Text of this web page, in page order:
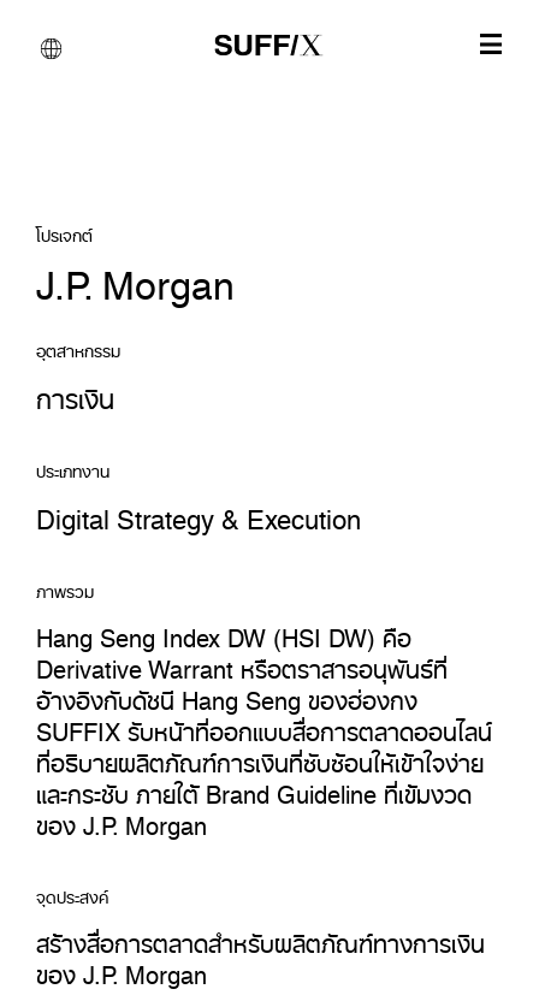
โปรเจกต์
J.P. Morgan
อุตสาหกรรม
การเงิน
ประเภทงาน
Digital Strategy & Execution
ภาพรวม
Hang Seng Index DW (HSI DW) คือ
Derivative Warrant หรือตราสารอนุพันธ์ที่
อ้างอิงกับดัชนี Hang Seng ของฮ่องกง
SUFFIX รับหน้าที่ออกแบบสื่อการตลาดออนไลน์
ที่อธิบายผลิตภัณฑ์การเงินที่ซับซ้อนให้เข้าใจง่าย
และกระชับ ภายใต้ Brand Guideline ที่เข้มงวด
ของ J.P. Morgan
จุดประสงค์
สร้างสื่อการตลาดสำหรับผลิตภัณฑ์ทางการเงิน
ของ J.P. Morgan